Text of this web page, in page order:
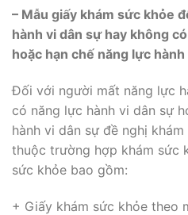
– Mẫu giấy khám sức khỏe
hành vi dân sự hay không
hoặc hạn chế năng lực
Đối với người mất năng lực
có năng lực hành vi dân sự
hành vi dân sự đề nghị
thuộc trường hợp khám sức
sức khỏe bao gồm:
+ Giấy khám sức khỏe theo